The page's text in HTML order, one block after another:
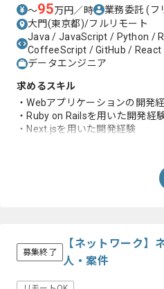
〜95万円／時 業務委託(フ
大門(東京都)/フルリモート
Java / JavaScript / Python /
CoffeeScript / GitHub / React
データエンジニア
求めるスキル
・Webアプリケーションの開発
・Ruby on Railsを用いた開発経
・Next.jsを用いた開発経験
募集終了
【ネットワーク】
人・案件